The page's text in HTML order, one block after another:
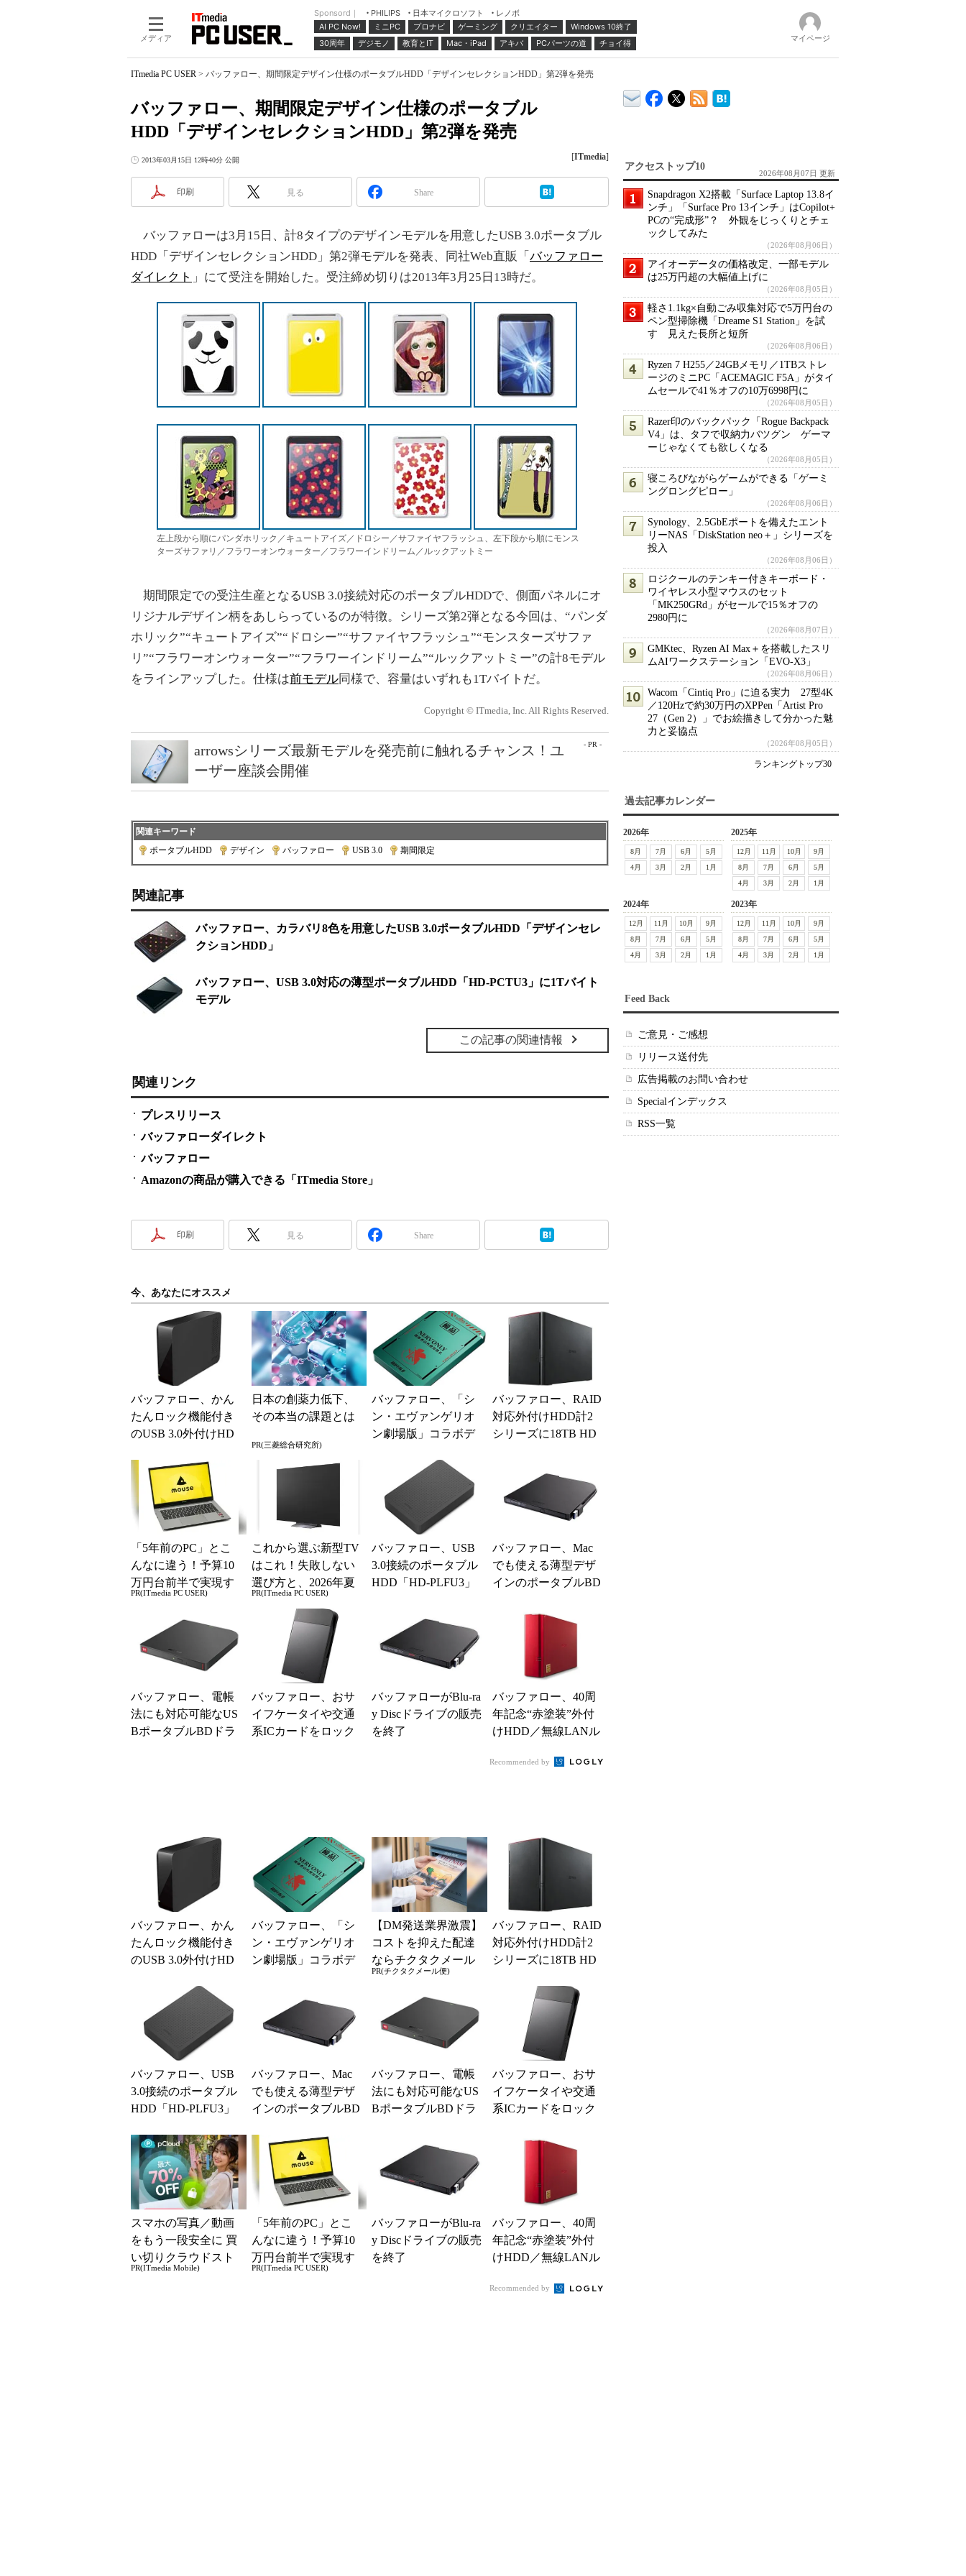
メディア
Sponsord｜ PHILIPS 日本マイクロソフト
レノボ
AI PC Now!
ミニPC プロナビ ゲーミング クリエイター
Windows 10終了
30周年
デジモノ 教育とIT Mac・iPad アキバ PCパーツの道 チョイ得 マイページ
ITmedia PC USER > バッファロー、期間限定デザイン仕様のポータブルHDD「デザインセレクションHDD」第2弾を発売
バッファロー、期間限定デザイン仕様のポータブル
HDD「デザインセレクションHDD」第2弾を発売
2013年03月15日 12時40分 公開 [ITmedia]
印刷 見る Share
バッファローは3月15日、計8タイプのデザインモデルを用意したUSB 3.0ポータブル
HDD「デザインセレクションHDD」第2弾モデルを発表、同社Web直販「 バッファロー
ダイレクト 」にて受注を開始した。受注締め切りは2013年3月25日13時だ。
左上段から順にパンダホリック／キュートアイズ／ドロシー／サファイヤフラッシュ、左下段から順にモンス
ターズサファリ／フラワーオンウォーター／フラワーインドリーム／ルックアットミー
期間限定での受注生産となるUSB 3.0接続対応のポータブルHDDで、側面パネルにオ
リジナルデザイン柄をあしらっているのが特徴。シリーズ第2弾となる今回は、“パンダ
ホリック”“キュートアイズ”“ドロシー”“サファイヤフラッシュ”“モンスターズサファ
リ”“フラワーオンウォーター”“フラワーインドリーム”“ルックアットミー”の計8モデル
をラインアップした。仕様は前モデル同様で、容量はいずれも1Tバイトだ。
Copyright © ITmedia, Inc. All Rights Reserved.
- PR -
arrowsシリーズ最新モデルを発売前に触れるチャンス！ユ
ーザー座談会開催
関連キーワード
ポータブルHDD
デザイン バッファロー USB 3.0 期間限定
関連記事
バッファロー、カラバリ8色を用意したUSB 3.0ポータブルHDD「デザインセレ
クションHDD」
バッファロー、USB 3.0対応の薄型ポータブルHDD「HD-PCTU3」に1Tバイト
モデル
この記事の関連情報
関連リンク
プレスリリース
バッファローダイレクト
バッファロー
Amazonの商品が購入できる「ITmedia Store」
印刷 見る Share
今、あなたにオススメ
バッファロー、かん
たんロック機能付き
のUSB 3.0外付けHD
日本の創薬力低下、
その本当の課題とは
PR(三菱総合研究所)
バッファロー、「シ
ン・エヴァンゲリオ
ン劇場版」コラボデ
バッファロー、RAID
対応外付けHDD計2
シリーズに18TB HD
「5年前のPC」とこ
んなに違う！予算10
万円台前半で実現す
る快適PCライフ
PR(ITmedia PC USER)
これから選ぶ新型TV
はこれ！失敗しない
選び方と、2026年夏
の一押しモデル
PR(ITmedia PC USER)
バッファロー、USB
3.0接続のポータブル
HDD「HD-PLFU3」
バッファロー、Mac
でも使える薄型デザ
インのポータブルBD
バッファロー、電帳
法にも対応可能なUS
BポータブルBDドラ
バッファロー、おサ
イフケータイや交通
系ICカードをロック
バッファローがBlu-ra
y Discドライブの販売
を終了
バッファロー、40周
年記念“赤塗装”外付
けHDD／無線LANル
0台
Recommended by
バッファロー、かん
たんロック機能付き
のUSB 3.0外付けHD
バッファロー、「シ
ン・エヴァンゲリオ
ン劇場版」コラボデ
【DM発送業界激震】
コストを抑えた配達
ならチクタクメール
便
PR(チクタクメール便)
バッファロー、RAID
対応外付けHDD計2
シリーズに18TB HD
バッファロー、USB
3.0接続のポータブル
HDD「HD-PLFU3」
バッファロー、Mac
でも使える薄型デザ
インのポータブルBD
バッファロー、電帳
法にも対応可能なUS
BポータブルBDドラ
バッファロー、おサ
イフケータイや交通
系ICカードをロック
対応ポータブルHD...
スマホの写真／動画
をもう一段安全に 買
い切りクラウドスト
レージ
PR(ITmedia Mobile)
「5年前のPC」とこ
んなに違う！予算10
万円台前半で実現す
る快適PCライフ
PR(ITmedia PC USER)
バッファローがBlu-ra
y Discドライブの販売
を終了
バッファロー、40周
年記念“赤塗装”外付
けHDD／無線LANル
0台
Recommended by
アクセストップ10
2026年08月07日 更新
Snapdragon X2搭載「Surface Laptop 13.8イ
ンチ」「Surface Pro 13インチ」はCopilot+
PCの“完成形”？ 外観をじっくりとチェ
ックしてみた
（2026年08月06日）
アイオーデータの価格改定、一部モデル
は25万円超の大幅値上げに
（2026年08月05日）
軽さ1.1kg×自動ごみ収集対応で5万円台の
ペン型掃除機「Dreame S1 Station」を試
す 見えた長所と短所
（2026年08月06日）
Ryzen 7 H255／24GBメモリ／1TBストレ
ージのミニPC「ACEMAGIC F5A」がタイ
ムセールで41％オフの10万6998円に
（2026年08月05日）
Razer印のバックパック「Rogue Backpack
V4」は、タフで収納力バツグン ゲーマ
ーじゃなくても欲しくなる
（2026年08月05日）
寝ころびながらゲームができる「ゲーミ
ングロングピロー」
（2026年08月06日）
Synology、2.5GbEポートを備えたエント
リーNAS「DiskStation neo＋」シリーズを
投入
（2026年08月06日）
ロジクールのテンキー付きキーボード・
ワイヤレス小型マウスのセット
「MK250GRd」がセールで15％オフの
2980円に
（2026年08月07日）
GMKtec、Ryzen AI Max＋を搭載したスリ
ムAIワークステーション「EVO-X3」
（2026年08月06日）
Wacom「Cintiq Pro」に迫る実力 27型4K
／120Hzで約30万円のXPPen「Artist Pro
27（Gen 2）」でお絵描きして分かった魅
力と妥協点
（2026年08月05日）
ランキングトップ30
過去記事カレンダー
2026年
8月 7月 6月
5月
4月
3月 2月 1月
2025年
12月 11月 10月
9月
8月
7月 6月
5月
4月
3月 2月 1月
2024年
12月 11月 10月
9月
8月
7月 6月
5月
4月
3月 2月 1月
2023年
12月 11月 10月
9月
8月
7月 6月
5月
4月
3月 2月 1月
Feed Back
ご意見・ご感想
リリース送付先
広告掲載のお問い合わせ
Specialインデックス
RSS一覧